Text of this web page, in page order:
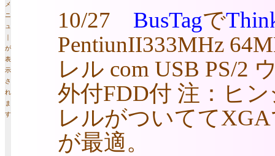
メ
ニ
ュ
｜
が
表
示
さ
れ
ま
す
10/27 BusTagで
PentiunII333MHz
レル com USB PS/2
外付FDD付 注：ヒ
レルがついてて
が最適。